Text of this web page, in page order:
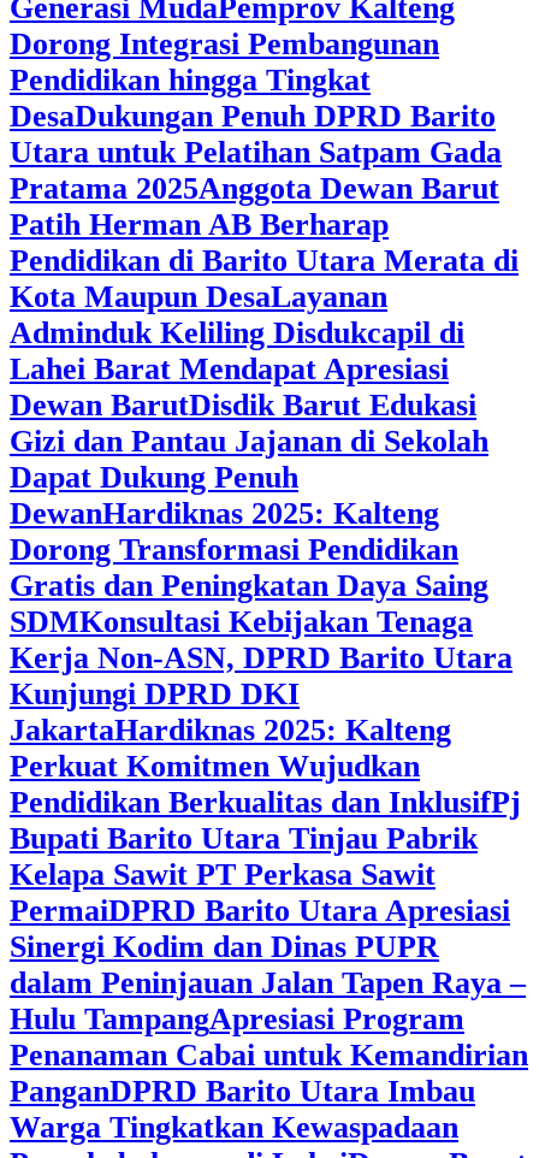
Generasi Muda‎Pemprov Kalteng
Dorong Integrasi Pembangunan
Pendidikan hingga Tingkat
DesaDukungan Penuh DPRD Barito
Utara untuk Pelatihan Satpam Gada
Pratama 2025Anggota Dewan Barut
Patih Herman AB Berharap
Pendidikan di Barito Utara Merata di
Kota Maupun DesaLayanan
Adminduk Keliling Disdukcapil di
Lahei Barat Mendapat Apresiasi
Dewan BarutDisdik Barut Edukasi
Gizi dan Pantau Jajanan di Sekolah
Dapat Dukung Penuh
DewanHardiknas 2025: Kalteng
Dorong Transformasi Pendidikan
Gratis dan Peningkatan Daya Saing
SDMKonsultasi Kebijakan Tenaga
Kerja Non-ASN, DPRD Barito Utara
Kunjungi DPRD DKI
JakartaHardiknas 2025: Kalteng
Perkuat Komitmen Wujudkan
Pendidikan Berkualitas dan InklusifPj
Bupati Barito Utara Tinjau Pabrik
Kelapa Sawit PT Perkasa Sawit
PermaiDPRD Barito Utara Apresiasi
Sinergi Kodim dan Dinas PUPR
dalam Peninjauan Jalan Tapen Raya –
Hulu TampangApresiasi Program
Penanaman Cabai untuk Kemandirian
PanganDPRD Barito Utara Imbau
Warga Tingkatkan Kewaspadaan